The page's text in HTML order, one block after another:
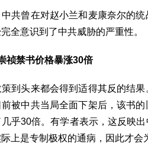
共曾在对赵小兰和麦康奈尔的
全意识到了中共威胁的严重性。
祯禁书价格暴涨30倍
到头来都会得到适得其反的结
被中共当局全面下架后，该书
乎30倍。有学者表示，这反映
上是专制极权的通病，因此才会